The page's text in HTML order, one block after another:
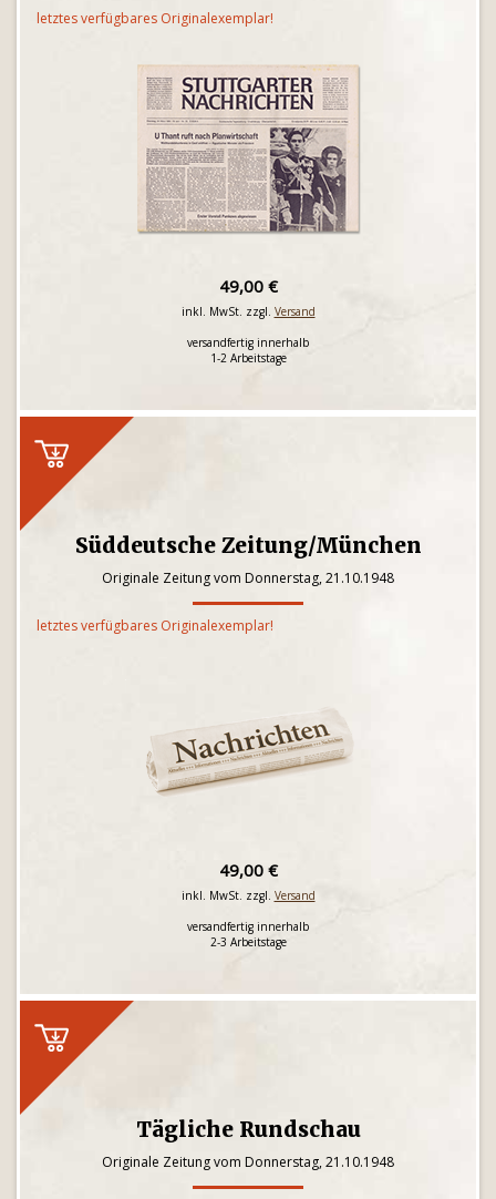
letztes verfügbares Originalexemplar!
49,00 €
inkl. MwSt. zzgl. Versand
versandfertig innerhalb
1-2 Arbeitstage
Süddeutsche Zeitung/München
Originale Zeitung vom Donnerstag, 21.10.1948
letztes verfügbares Originalexemplar!
49,00 €
inkl. MwSt. zzgl. Versand
versandfertig innerhalb
2-3 Arbeitstage
Tägliche Rundschau
Originale Zeitung vom Donnerstag, 21.10.1948